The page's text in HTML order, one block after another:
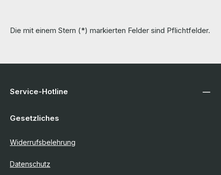
Die mit einem Stern (*) markierten Felder sind Pflichtfelder.
Service-Hotline
Gesetzliches
Widerrufsbelehrung
Datenschutz